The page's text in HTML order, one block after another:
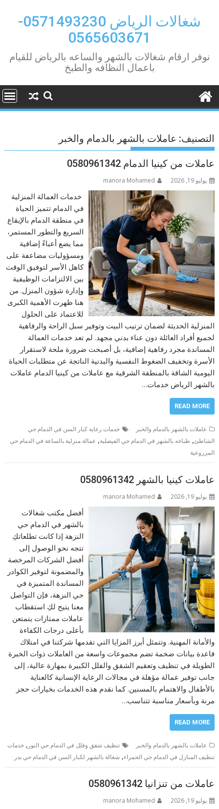
content
شغالات الرياض 0571493230-
0565603671
نوفر ارقام شغالات بالشهر والساعه بالرياض للقيام
باعمال النظافه والطبخ
التصنيف: عاملات بالشهر بالدمام والخبر
عاملات من كينيا الدمام 0580961342
يوليو 19, 2026 manora Mohamed
خدمات العمالة المنزلية
في الدمام تتميز الحياة
في منطقة الدمام بالإيقاع
السريع والتطور المستمر،
مما يضع أعباءً إضافية
ومسؤوليات مضاعفة على
كاهل الأسر لتوفيق الوقت
بين الالتزامات الوظيفية
وإدارة شؤون المنزل. من
هنا ظهرت الأهمية الكبرى
للاعتماد على الحلول
المنزلية الحديثة لضمان ترتيب البيت وتوفير سبل الراحة والرفاهية
لجميع أفراد العائلة دون عناء بدني مجهد. لم تعد خدمات العمالة
المساندة مجرد رفاهية إضافية، بل أصبحت ضرورة ملحة لاستقرار
الأسرة وتخفيف الضغوط النفسية والبدنية الناتجة عن متطلبات الحياة
اليومية الشاقة بالمنطقة الشرقية مع عاملات من كينيا الدمام عاملات
بالشهر الرياض خدمات…
READ MORE
عاملات بالشهر بالدمام والخبر
خدمات رعاية كبار السن في الدمام حي
الشاطئ, طباخه بالشهر في الدمام حي الفيصلية, عمالة منزلية بالساعة في الدمام حي
المزروعية
عاملات كينيا بالشهر 0580961342
يوليو 19, 2026 manora Mohamed
أفضل مكتب شغالات
بالشهر في الدمام حي
النزهة إذا كانت تطلعاتكِ
تتجه نحو الوصول إلى
أفضل الشركات المرخصة
والمضمونة لتوفير الكوادر
المساندة المتميزة في
حي النزهة، فإن التواصل
معنا يتيح لكِ استقطاب
عاملات ممتازات يتمتعن
بأعلى درجات الكفاءة
والأمانة المهنية. وتتمثل أبرز المزايا التي تقدمها شركتنا في امتلاك
قاعدة بيانات ضخمة تضم مجموعات واسعة من العاملات ذوات الخبرة
الطويلة في تنظيف وتعقيم الشقق والفلل الكبيرة بمهارة عالية، إلى
جانب توفير عمالة مؤهلة في مجالات الرعاية الإنسانية كالعناية
بالأطفال والاهتمام بالمسنين. كما نقدم هذه الخدمات بخيارات حجز
مرنة وبأسعار مناسبة تتناسب…
READ MORE
عاملات بالشهر بالدمام والخبر تنظيف شقق وفلل في الدمام حي النور ,خدمات
تنظيف المنازل في الدمام حي الحمراء, شغالة بالشهر لكبار السن في الدمام حي بدر
عاملات من تنزانيا 0580961342
يوليو 19, 2026 manora Mohamed